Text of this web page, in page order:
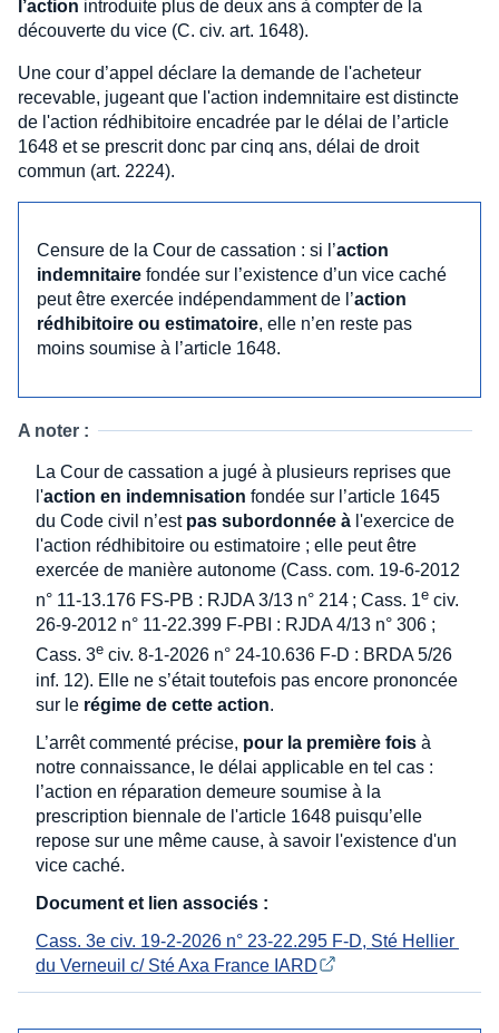
l’action introduite plus de deux ans à compter de la
découverte du vice (C. civ. art. 1648).
Une cour d’appel déclare la demande de l'acheteur
recevable, jugeant que l'action indemnitaire est distincte
de l'action rédhibitoire encadrée par le délai de l’article
1648 et se prescrit donc par cinq ans, délai de droit
commun (art. 2224).
Censure de la Cour de cassation : si l’action
indemnitaire fondée sur l’existence d’un vice caché
peut être exercée indépendamment de l’action
rédhibitoire ou estimatoire, elle n’en reste pas
moins soumise à l’article 1648.
A noter :
La Cour de cassation a jugé à plusieurs reprises que
l'action en indemnisation fondée sur l’article 1645
du Code civil n’est pas subordonnée à l'exercice de
l'action rédhibitoire ou estimatoire ; elle peut être
exercée de manière autonome (Cass. com. 19-6-2012
n° 11-13.176 FS-PB : RJDA 3/13 n° 214 ; Cass. 1e civ.
26-9-2012 n° 11-22.399 F-PBI : RJDA 4/13 n° 306 ;
Cass. 3e civ. 8-1-2026 n° 24-10.636 F-D : BRDA 5/26
inf. 12). Elle ne s’était toutefois pas encore prononcée
sur le régime de cette action.
L’arrêt commenté précise, pour la première fois à
notre connaissance, le délai applicable en tel cas :
l’action en réparation demeure soumise à la
prescription biennale de l'article 1648 puisqu’elle
repose sur une même cause, à savoir l'existence d'un
vice caché.
Document et lien associés :
Cass. 3e civ. 19-2-2026 n° 23-22.295 F-D, Sté Hellier
du Verneuil c/ Sté Axa France IARD